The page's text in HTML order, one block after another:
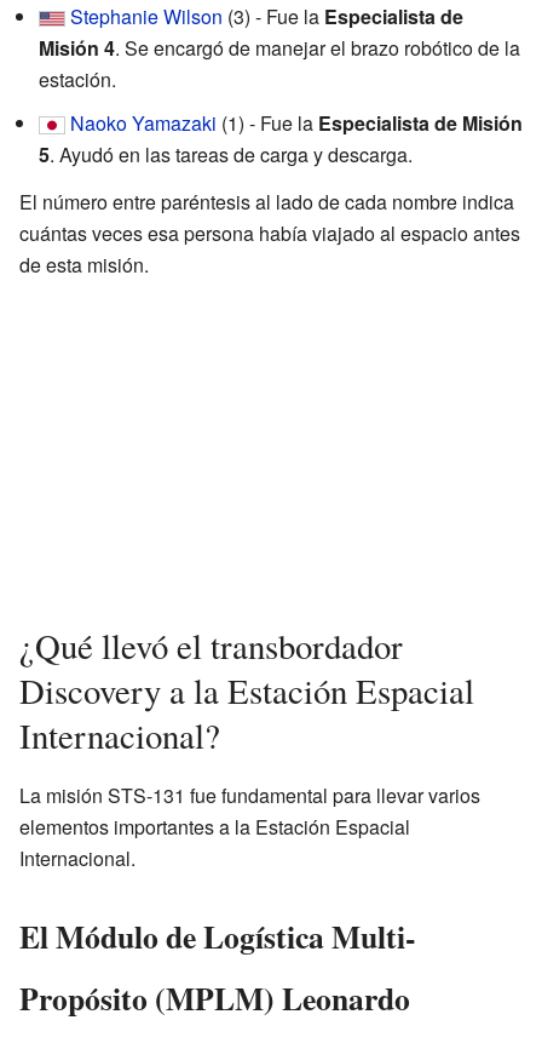
Stephanie Wilson (3) - Fue la Especialista de
Misión 4. Se encargó de manejar el brazo robótico de la
estación.
Naoko Yamazaki (1) - Fue la Especialista de Misión
5. Ayudó en las tareas de carga y descarga.
El número entre paréntesis al lado de cada nombre indica
cuántas veces esa persona había viajado al espacio antes
de esta misión.
¿Qué llevó el transbordador
Discovery a la Estación Espacial
Internacional?
La misión STS-131 fue fundamental para llevar varios
elementos importantes a la Estación Espacial
Internacional.
El Módulo de Logística Multi-
Propósito (MPLM) Leonardo